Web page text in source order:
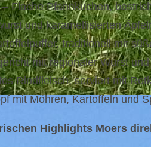
Flache Pfannkuchen,
und karamellisierten
traditionell mit
mit regionaler Wurst
Rindfleisch, serviert mit
mit Möhren, Kartoffeln und
Highlights Moers